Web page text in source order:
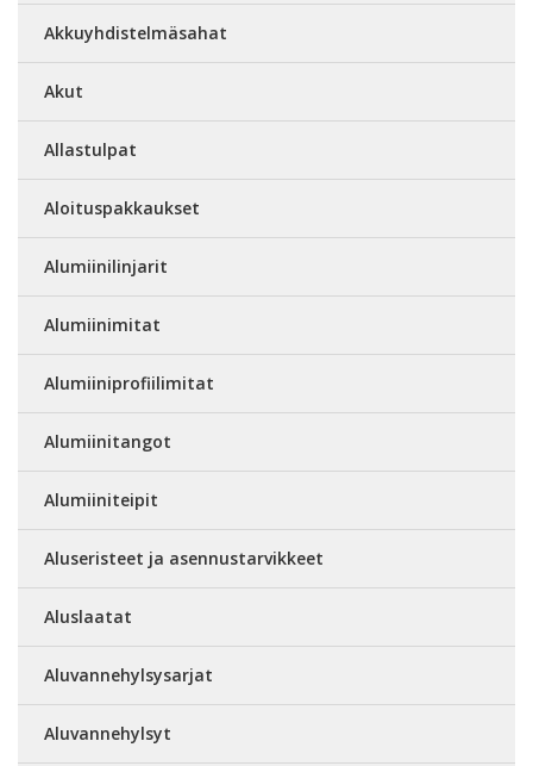
Akkuyhdistelmäsahat
Akut
Allastulpat
Aloituspakkaukset
Alumiinilinjarit
Alumiinimitat
Alumiiniprofiilimitat
Alumiinitangot
Alumiiniteipit
Aluseristeet ja asennustarvikkeet
Aluslaatat
Aluvannehylsysarjat
Aluvannehylsyt